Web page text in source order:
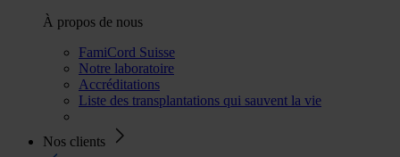
À propos de nous
FamiCord Suisse
Notre laboratoire
Accréditations
Liste des transplantations qui sauvent la vie
Nos clients